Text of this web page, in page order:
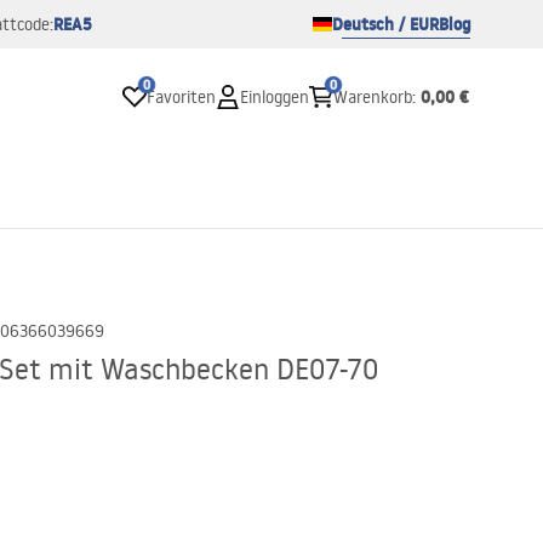
REA5 Deutsch / EURBlog
0
Favoriten Einloggen
0
Warenkorb: 0,00 €
mit Waschbecken DE07-70